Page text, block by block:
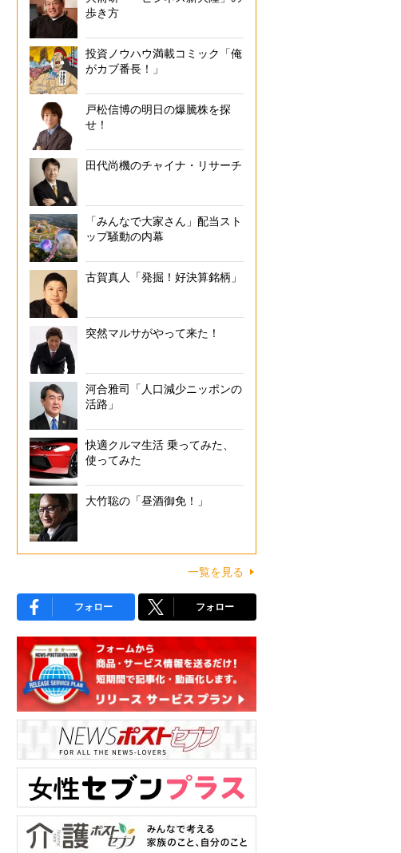
歩き方
投資ノウハウ満載コミック「俺
がカブ番長！」
戸松信博の明日の爆騰株を探
せ！
田代尚機のチャイナ・リサーチ
「みんなで大家さん」配当スト
ップ騒動の内幕
古賀真人「発掘！好決算銘柄」
突然マルサがやって来た！
河合雅司「人口減少ニッポンの
活路」
快適クルマ生活 乗ってみた、
使ってみた
大竹聡の「昼酒御免！」
一覧を見る
フォロー フォロー